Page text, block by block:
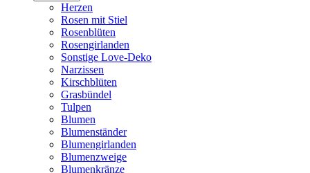
Herzen
Rosen mit Stiel
Rosenblüten
Rosengirlanden
Sonstige Love-Deko
Narzissen
Kirschblüten
Grasbündel
Tulpen
Blumen
Blumenständer
Blumengirlanden
Blumenzweige
Blumenkränze